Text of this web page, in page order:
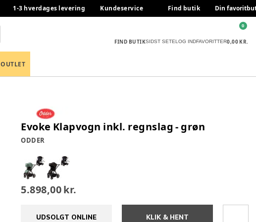
1-3 hverdages levering Kundeservice Find butik Din
FIND BUTIKSIDST SETELOG INDFAVORITTER0,00 KR.
0
OUTLET
Evoke Klapvogn inkl. regnslag - grøn
ODDER
5.898,00 kr.
UDSOLGT ONLINE KLIK & HENT